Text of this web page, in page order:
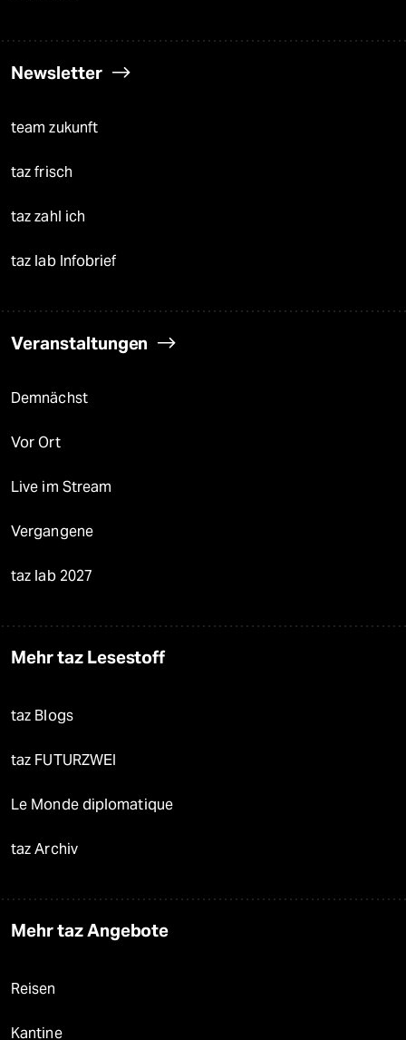
Newsletter
team zukunft
taz frisch
taz zahl ich
taz lab Infobrief
Veranstaltungen
Demnächst
Vor Ort
Live im Stream
Vergangene
taz lab 2027
Mehr taz Lesestoff
taz Blogs
taz FUTURZWEI
Le Monde diplomatique
taz Archiv
Mehr taz Angebote
Reisen
Kantine